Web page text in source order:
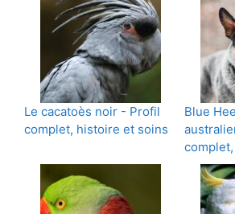
Le cacatoès noir - Profil
complet, histoire et soins
Blue